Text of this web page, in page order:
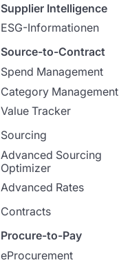
Supplier Intelligence
ESG-Informationen
Source-to-Contract
Spend Management
Category Management
Value Tracker
Sourcing
Advanced Sourcing
Optimizer
Advanced Rates
Contracts
Procure-to-Pay
eProcurement